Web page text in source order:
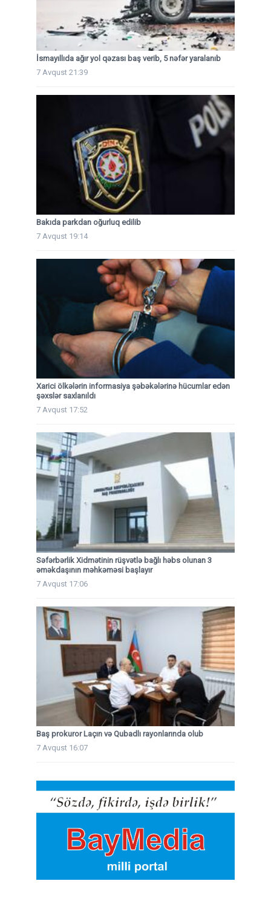
İsmayıllıda ağır yol qəzası baş verib, 5 nəfər yaralanıb
7 Avqust 21:39
Bakıda parkdan oğurluq edilib
7 Avqust 19:14
Xarici ölkələrin informasiya şəbəkələrinə hücumlar edən
şəxslər saxlanıldı
7 Avqust 17:52
Səfərbərlik Xidmətinin rüşvətlə bağlı həbs olunan 3
əməkdaşının məhkəməsi başlayır
7 Avqust 17:06
Baş prokuror Laçın və Qubadlı rayonlarında olub
7 Avqust 16:07